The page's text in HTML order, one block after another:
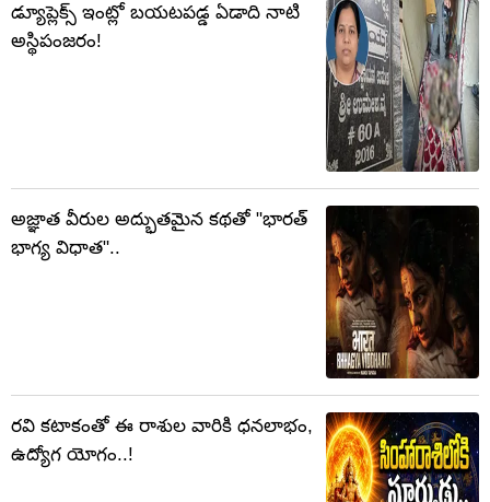
డ్యూప్లెక్స్ ఇంట్లో బయటపడ్డ ఏడాది నాటి
అస్థిపంజరం!
అజ్ఞాత వీరుల అద్భుతమైన కథతో "భారత్
భాగ్య విధాత"..
రవి కటాకంతో ఈ రాశుల వారికి ధనలాభం,
ఉద్యోగ యోగం..!